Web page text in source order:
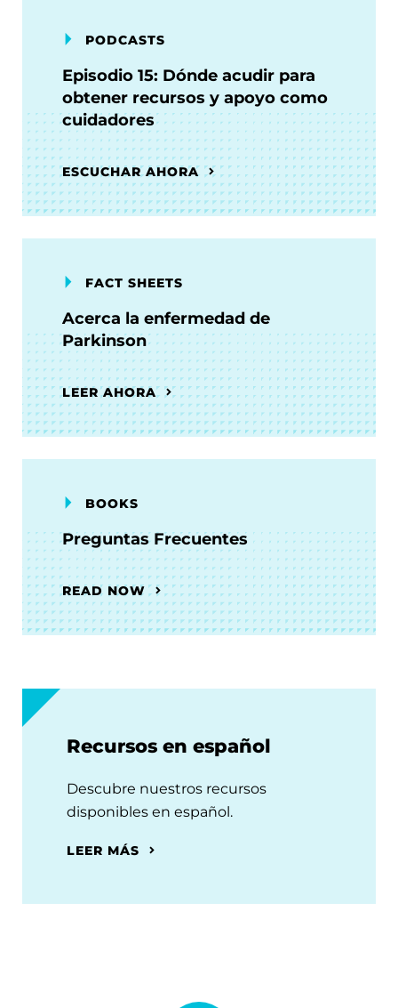
PODCASTS
Episodio 15: Dónde acudir para
obtener recursos y apoyo como
cuidadores
ESCUCHAR AHORA
FACT SHEETS
Acerca la enfermedad de
Parkinson
LEER AHORA
BOOKS
Preguntas Frecuentes
READ NOW
Recursos en español
Descubre nuestros recursos
disponibles en español.
LEER MÁS